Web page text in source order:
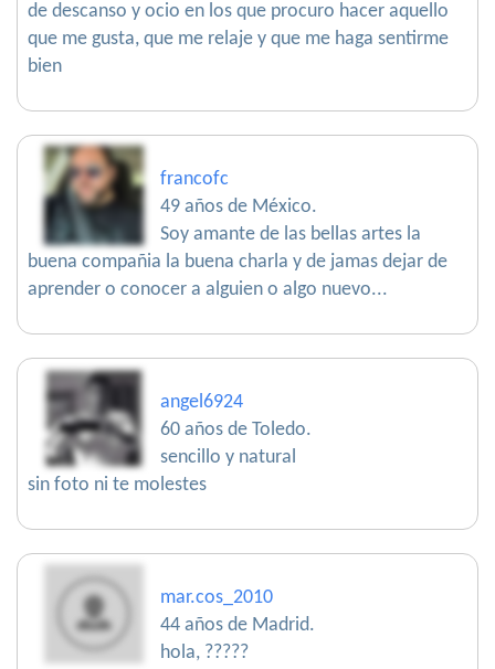
de descanso y ocio en los que procuro hacer aquello
que me gusta, que me relaje y que me haga sentirme
bien
francofc
49 años de México.
Soy amante de las bellas artes la
buena compañia la buena charla y de jamas dejar de
aprender o conocer a alguien o algo nuevo...
angel6924
60 años de Toledo.
sencillo y natural
sin foto ni te molestes
mar.cos_2010
44 años de Madrid.
hola, ?????